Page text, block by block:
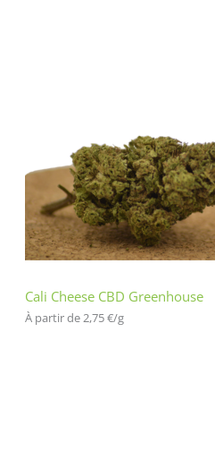
Cali Cheese CBD Greenhouse
À partir de 2,75€/g